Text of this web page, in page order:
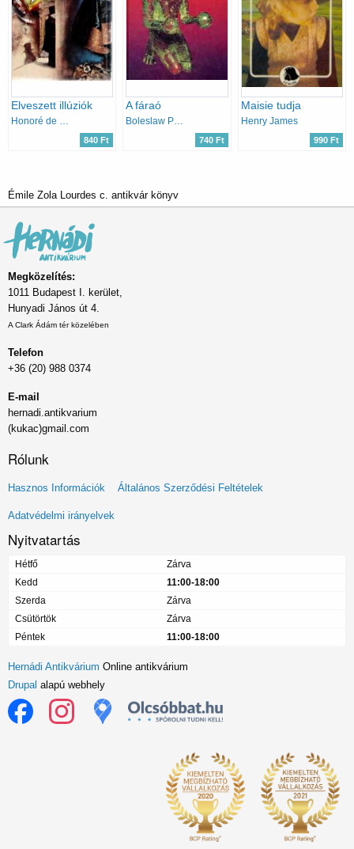
Elveszett illúziók
Honoré de Balzac
840 Ft
A fáraó
Boleslaw Prus
740 Ft
Maisie tudja
Henry James
990 Ft
Émile Zola Lourdes c. antikvár könyv
Megközelítés:
1011 Budapest I. kerület,
Hunyadi János út 4.
A Clark Ádám tér közelében
Telefon
+36 (20) 988 0374
E-mail
hernadi.antikvarium
(kukac)gmail.com
Rólunk
Lábléc
menü
Hasznos Információk Általános Szerződési Feltételek
Adatvédelmi irányelvek
Nyitvatartás
Hétfő
Zárva
Kedd
11:00-18:00
Szerda
Zárva
Csütörtök
Zárva
Péntek
11:00-18:00
Hernádi Antikvárium Online antikvárium
Drupal alapú webhely